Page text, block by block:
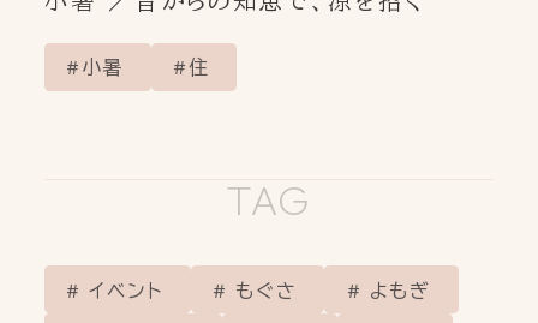
小暑 住
TAG
イベント もぐさ よもぎ